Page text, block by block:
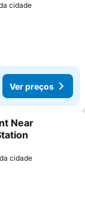
cidade
Ver preços
favoritos
Near
cidade